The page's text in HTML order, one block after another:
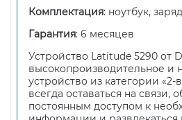
Комплектация: ноутбук,
Гарантия: 6 месяцев
Устройство Latitude 5290 от
высокопроизводительное и
устройство из категории «2-
всегда оставаться на связи,
постоянным доступом к